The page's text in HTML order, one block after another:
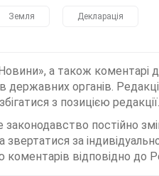
Земля Декларація
а також коментарі
державних органів.
з позицією редакції.
законодавство постійно
за
відповідно до